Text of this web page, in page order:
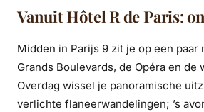
Vanuit Hôtel R de Paris:
Midden in Parijs 9 zit je op een paar
Grands Boulevards, de Opéra en de
Overdag wissel je panoramische
verlichte flaneerwandelingen; ’s